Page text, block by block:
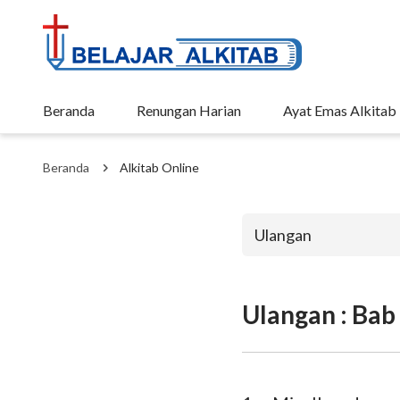
Beranda Renungan Harian Ayat Emas Alkitab
Beranda Alkitab Online
Ulangan
Perjanjian
Ulangan :